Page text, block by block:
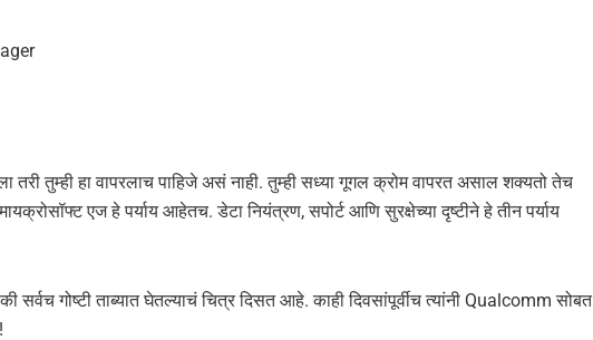
तुम्ही हा वापरलाच पाहिजे असं नाही. तुम्ही सध्या गूगल क्रोम वापरत असाल शक्यतो तेच
एज हे पर्याय आहेतच. डेटा नियंत्रण, सपोर्ट आणि सुरक्षेच्या दृष्टीने हे तीन पर्याय
सर्वच गोष्टी ताब्यात घेतल्याचं चित्र दिसत आहे. काही दिवसांपूर्वीच त्यांनी Qualcomm सोबत